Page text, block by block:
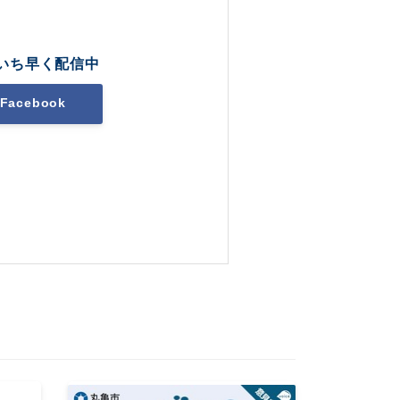
ち早く配信中
Facebook